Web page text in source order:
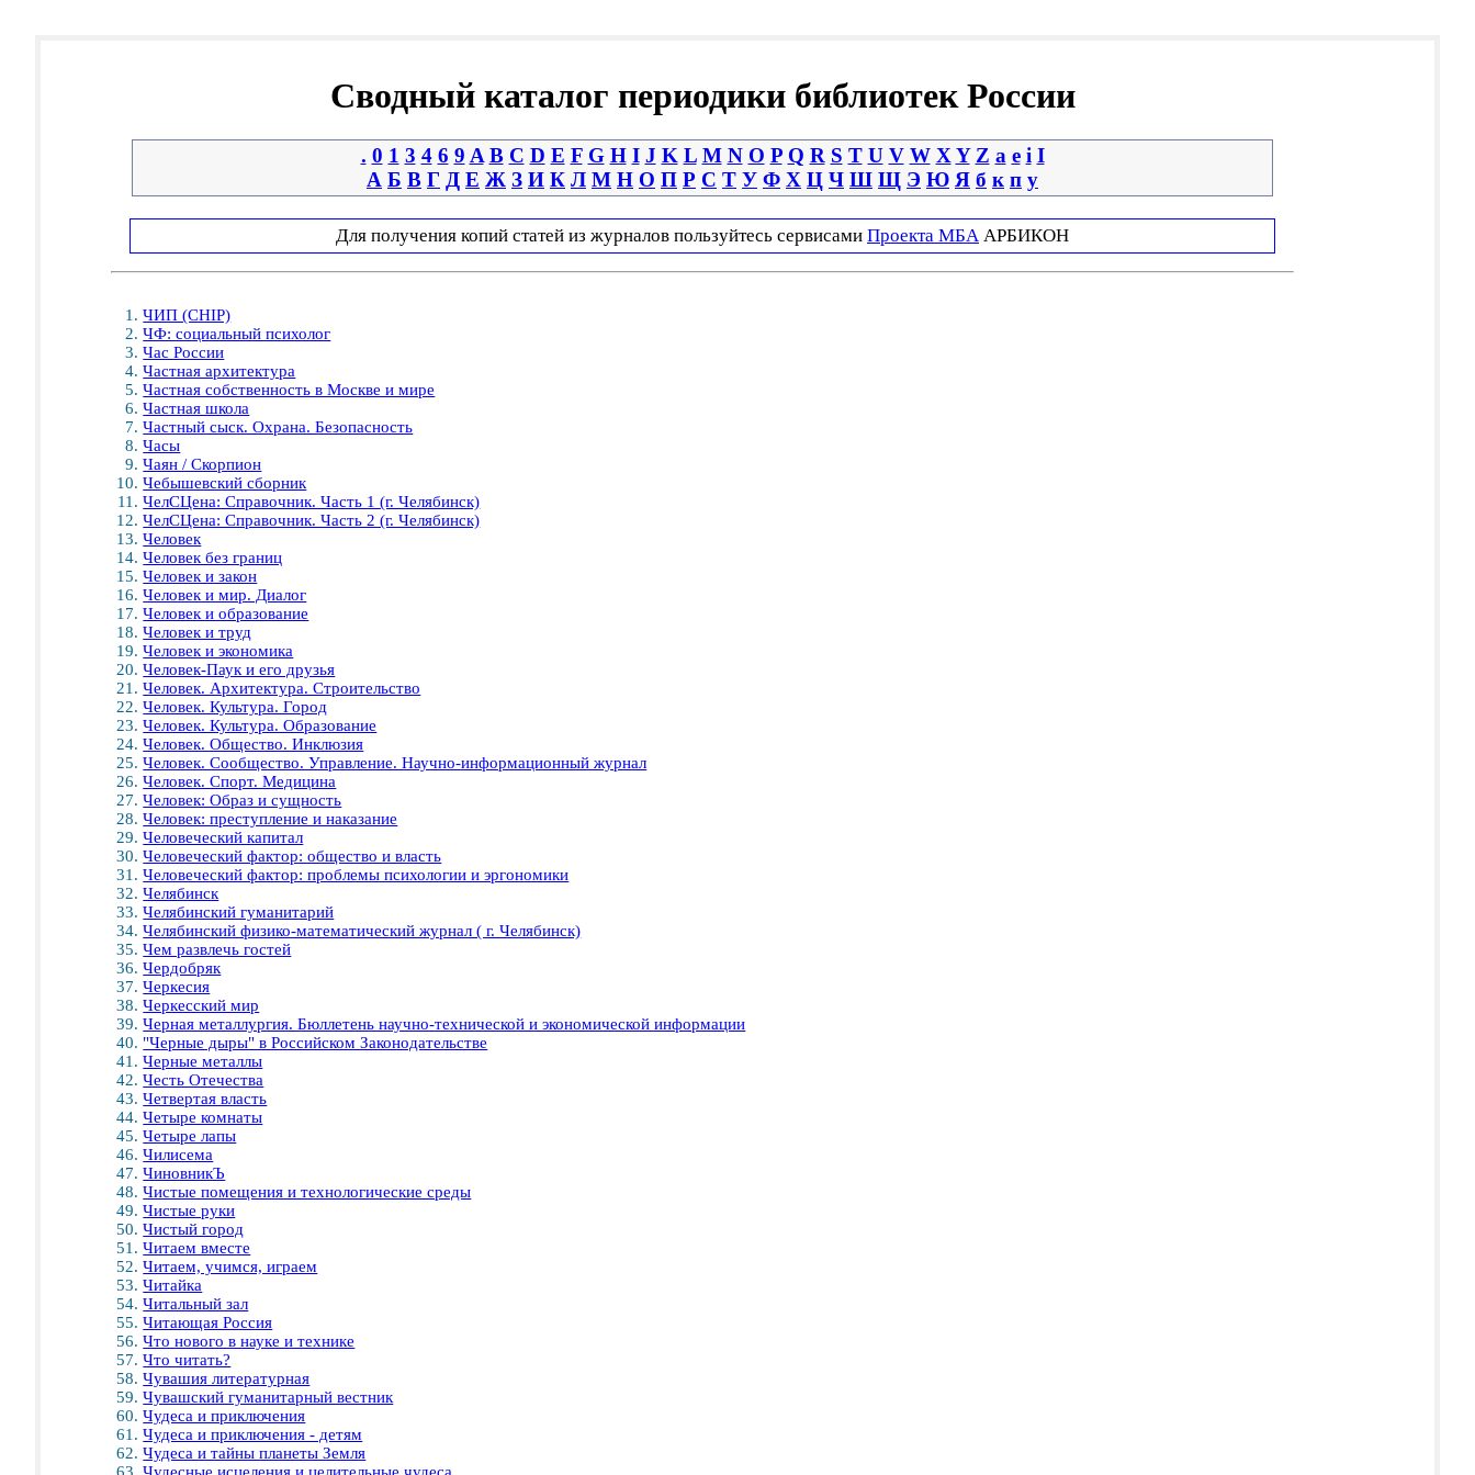
Сводный каталог периодики библиотек России
. 0 1 3 4 6 9 A B C D E F G H I J K L M N O P Q R S T U V W X Y Z a e i І
А Б В Г Д Е Ж З И К Л М Н О П Р С Т У Ф Х Ц Ч Ш Щ Э Ю Я б к п у
Для получения копий статей из журналов пользуйтесь сервисами Проекта МБА АРБИКОН
ЧИП (CHIP)
ЧФ: социальный психолог
Час России
Частная архитектура
Частная собственность в Москве и мире
Частная школа
Частный сыск. Охрана. Безопасность
Часы
Чаян / Скорпион
Чебышевский сборник
ЧелСЦена: Справочник. Часть 1 (г. Челябинск)
ЧелСЦена: Справочник. Часть 2 (г. Челябинск)
Человек
Человек без границ
Человек и закон
Человек и мир. Диалог
Человек и образование
Человек и труд
Человек и экономика
Человек-Паук и его друзья
Человек. Архитектура. Строительство
Человек. Культура. Город
Человек. Культура. Образование
Человек. Общество. Инклюзия
Человек. Сообщество. Управление. Научно-информационный журнал
Человек. Спорт. Медицина
Человек: Образ и сущность
Человек: преступление и наказание
Человеческий капитал
Человеческий фактор: общество и власть
Человеческий фактор: проблемы психологии и эргономики
Челябинск
Челябинский гуманитарий
Челябинский физико-математический журнал ( г. Челябинск)
Чем развлечь гостей
Чердобряк
Черкесия
Черкесский мир
Черная металлургия. Бюллетень научно-технической и экономической информации
"Черные дыры" в Российском Законодательстве
Черные металлы
Честь Отечества
Четвертая власть
Четыре комнаты
Четыре лапы
Чилисема
ЧиновникЪ
Чистые помещения и технологические среды
Чистые руки
Чистый город
Читаем вместе
Читаем, учимся, играем
Читайка
Читальный зал
Читающая Россия
Что нового в науке и технике
Что читать?
Чувашия литературная
Чувашский гуманитарный вестник
Чудеса и приключения
Чудеса и приключения - детям
Чудеса и тайны планеты Земля
Чудесные исцеления и целительные чудеса